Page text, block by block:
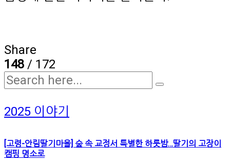
Share
148 / 172
2025 이야기
[고령-안림딸기마을] 숲 속 교정서 특별한 하룻밤…딸기의 고장이
캠핑 명소로